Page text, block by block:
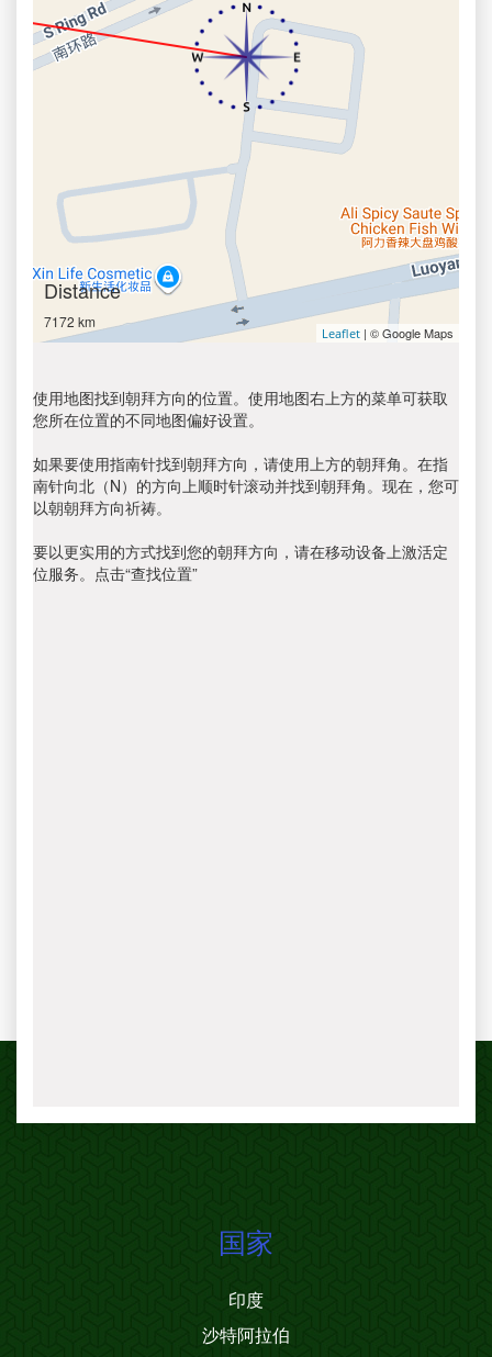
Distance
7172 km
Leaflet | © Google Maps
使用地图找到朝拜方向的位置。使用地图右上方的菜单可获取
您所在位置的不同地图偏好设置。
如果要使用指南针找到朝拜方向，请使用上方的朝拜角。在指
南针向北（N）的方向上顺时针滚动并找到朝拜角。现在，您可
以朝朝拜方向祈祷。
要以更实用的方式找到您的朝拜方向，请在移动设备上激活定
位服务。点击“查找位置”
国家
印度
沙特阿拉伯